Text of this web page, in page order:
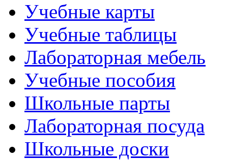
Учебные карты
Учебные таблицы
Лабораторная мебель
Учебные пособия
Школьные парты
Лабораторная посуда
Школьные доски